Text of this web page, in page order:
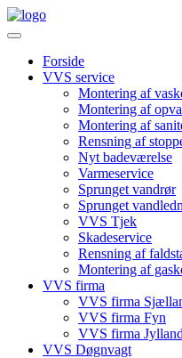
Videre
til
Forside
VVS service
Montering af
Montering af
Montering af
Rensning af
Nyt badeværelse
Varmeservice
Sprunget vandrør
Sprunget
VVS Tjek
Skadeservice
Rensning af
Montering af
VVS firma
VVS firma
VVS firma Fyn
VVS firma Jylland
VVS Døgnvagt